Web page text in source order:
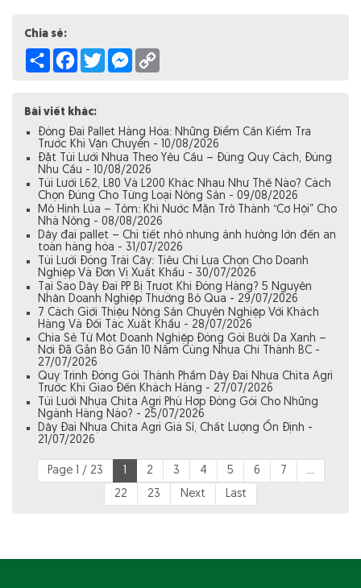
Chia sẻ:
Share Facebook
TwitterMessenger
Bài viết khác:
Đóng Đai Pallet Hàng Hóa: Những Điểm Cần Kiểm Tra
Trước Khi Vận Chuyển - 10/08/2026
Đặt Túi Lưới Nhựa Theo Yêu Cầu – Đúng Quy Cách, Đúng
Nhu Cầu - 10/08/2026
Túi Lưới L62, L80 Và L200 Khác Nhau Như Thế Nào? Cách
Chọn Đúng Cho Từng Loại Nông Sản - 09/08/2026
Mô Hình Lúa – Tôm: Khi Nước Mặn Trở Thành “Cơ Hội” Cho
Nhà Nông - 08/08/2026
Dây đai pallet – Chi tiết nhỏ nhưng ảnh hưởng lớn đến an
toàn hàng hóa - 31/07/2026
Túi Lưới Đóng Trái Cây: Tiêu Chí Lựa Chọn Cho Doanh
Nghiệp Và Đơn Vị Xuất Khẩu - 30/07/2026
Tại Sao Dây Đai PP Bị Trượt Khi Đóng Hàng? 5 Nguyên
Nhân Doanh Nghiệp Thường Bỏ Qua - 29/07/2026
7 Cách Giới Thiệu Nông Sản Chuyên Nghiệp Với Khách
Hàng Và Đối Tác Xuất Khẩu - 28/07/2026
Chia Sẻ Từ Một Doanh Nghiệp Đóng Gói Bưởi Da Xanh –
Nơi Đã Gắn Bó Gần 10 Năm Cùng Nhựa Chí Thành BC -
27/07/2026
Quy Trình Đóng Gói Thành Phẩm Dây Đai Nhựa Chita Agri
Trước Khi Giao Đến Khách Hàng - 27/07/2026
Túi Lưới Nhựa Chita Agri Phù Hợp Đóng Gói Cho Những
Ngành Hàng Nào? - 25/07/2026
Dây Đai Nhựa Chita Agri Giá Sỉ, Chất Lượng Ổn Định -
21/07/2026
Page 1 / 23 1 2 3 4 5 6 7
...
22
23 Next Last